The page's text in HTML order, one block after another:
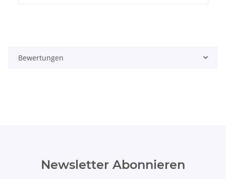
Bewertungen
Newsletter Abonnieren